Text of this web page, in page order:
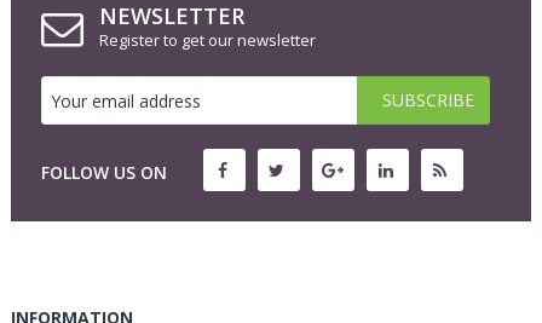
NEWSLETTER
Register to get our newsletter
FOLLOW US ON
INFORMATION